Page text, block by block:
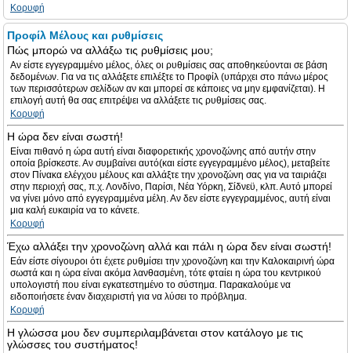
Κορυφή
Προφίλ Μέλους και ρυθμίσεις
Πώς μπορώ να αλλάξω τις ρυθμίσεις μου;
Αν είστε εγγεγραμμένο μέλος, όλες οι ρυθμίσεις σας αποθηκεύονται σε βάση
δεδομένων. Για να τις αλλάξετε επιλέξτε το Προφίλ (υπάρχει στο πάνω μέρος
των περισσότερων σελίδων αν και μπορεί σε κάποιες να μην εμφανίζεται). Η
επιλογή αυτή θα σας επιτρέψει να αλλάξετε τις ρυθμίσεις σας.
Κορυφή
Η ώρα δεν είναι σωστή!
Είναι πιθανό η ώρα αυτή είναι διαφορετικής χρονοζώνης από αυτήν στην
οποία βρίσκεστε. Αν συμβαίνει αυτό(και είστε εγγεγραμμένο μέλος), μεταβείτε
στον Πίνακα ελέγχου μέλους και αλλάξτε την χρονοζώνη σας για να ταιριάζει
στην περιοχή σας, π.χ. Λονδίνο, Παρίσι, Νέα Υόρκη, Σίδνεϋ, κλπ. Αυτό μπορεί
να γίνει μόνο από εγγεγραμμένα μέλη. Αν δεν είστε εγγεγραμμένος, αυτή είναι
μια καλή ευκαιρία να το κάνετε.
Κορυφή
Έχω αλλάξει την χρονοζώνη αλλά και πάλι η ώρα δεν είναι σωστή!
Εάν είστε σίγουροι ότι έχετε ρυθμίσει την χρονοζώνη και την Καλοκαιρινή ώρα
σωστά και η ώρα είναι ακόμα λανθασμένη, τότε φταίει η ώρα του κεντρικού
υπολογιστή που είναι εγκατεστημένο το σύστημα. Παρακαλούμε να
ειδοποιήσετε έναν διαχειριστή για να λύσει το πρόβλημα.
Κορυφή
Η γλώσσα μου δεν συμπεριλαμβάνεται στον κατάλογο με τις
γλώσσες του συστήματος!